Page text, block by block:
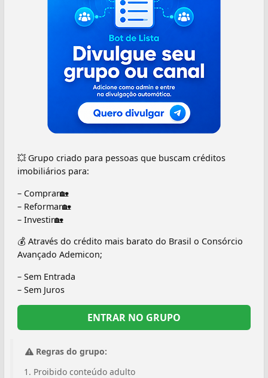
💥 Grupo criado para pessoas que buscam créditos
imobiliários para:
– Comprar🏡
– Reformar🏡
– Investir🏡
💰 Através do crédito mais barato do Brasil o Consórcio
Avançado Ademicon;
– Sem Entrada
– Sem Juros
ENTRAR NO GRUPO
Regras do grupo:
Proibido conteúdo adulto